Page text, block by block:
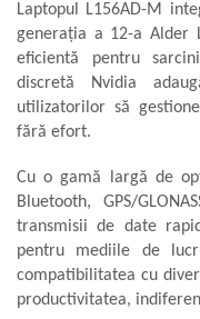
Laptopul L156AD-M
generația a 12-a Alder
eficientă pentru
discretă Nvidia
utilizatorilor să
fără efort.
Cu o gamă largă de
Bluetooth, GPS/
transmisii de date
pentru mediile de
compatibilitatea cu
productivitatea,